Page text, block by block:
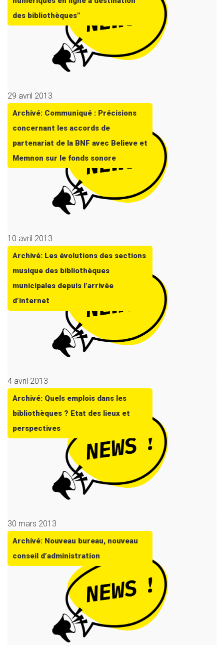
des bibliothèques”
29 avril 2013
Archivé: Communiqué : Précisions
concernant les accords de
partenariat de la BNF avec Believe et
Memnon sur le fonds sonore
10 avril 2013
Archivé: Les évolutions des sections
musique des bibliothèques
municipales depuis l’arrivée
d’internet
4 avril 2013
Archivé: Quels emplois dans les
bibliothèques ? Etat des lieux et
perspectives
30 mars 2013
Archivé: Nouveau bureau, nouveau
conseil d’administration